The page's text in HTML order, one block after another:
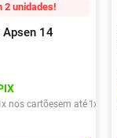
2 unidades!
14
x nos cartõesem até 1x de